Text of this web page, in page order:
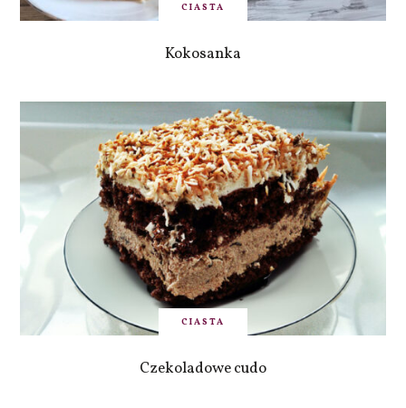
CIASTA
Kokosanka
CIASTA
Czekoladowe cudo